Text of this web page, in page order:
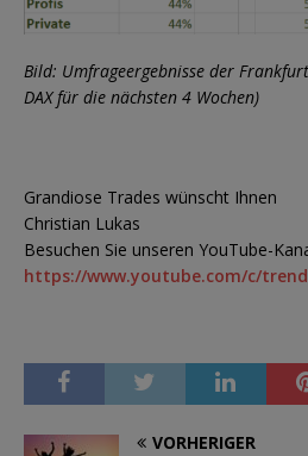
Bild: Umfrageergebnisse der
DAX für die nächsten 4 Wochen)
Grandiose Trades wünscht Ihnen
Christian Lukas
Besuchen Sie unseren YouTube-
https://www.youtube.com/c/
VORHERIGER